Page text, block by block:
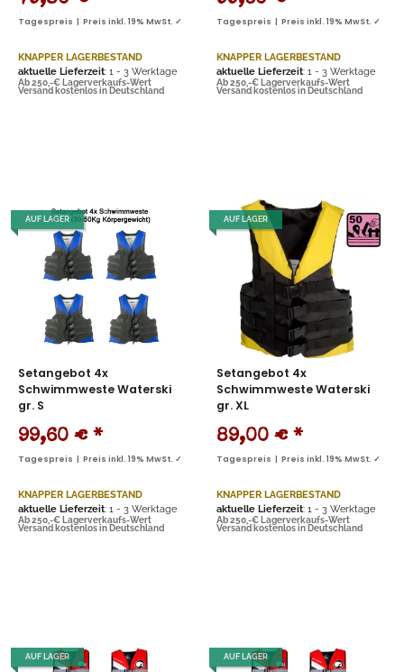
Tagespreis | Preis inkl. 19% MwSt. ✓
KNAPPER LAGERBESTAND
aktuelle Lieferzeit: 1 - 3 Werktage
Ab 250,-€ Lagerverkaufs-Wert
Versand kostenlos in Deutschland
Tagespreis | Preis inkl. 19% MwSt. ✓
KNAPPER LAGERBESTAND
aktuelle Lieferzeit: 1 - 3 Werktage
Ab 250,-€ Lagerverkaufs-Wert
Versand kostenlos in Deutschland
AUF LAGER
Setangebot 4x
Schwimmweste Waterski
gr. S
99,60 € *
Tagespreis | Preis inkl. 19% MwSt. ✓
KNAPPER LAGERBESTAND
aktuelle Lieferzeit: 1 - 3 Werktage
Ab 250,-€ Lagerverkaufs-Wert
Versand kostenlos in Deutschland
AUF LAGER
Setangebot 4x
Schwimmweste Waterski
gr. XL
89,00 € *
Tagespreis | Preis inkl. 19% MwSt. ✓
KNAPPER LAGERBESTAND
aktuelle Lieferzeit: 1 - 3 Werktage
Ab 250,-€ Lagerverkaufs-Wert
Versand kostenlos in Deutschland
AUF LAGER AUF LAGER